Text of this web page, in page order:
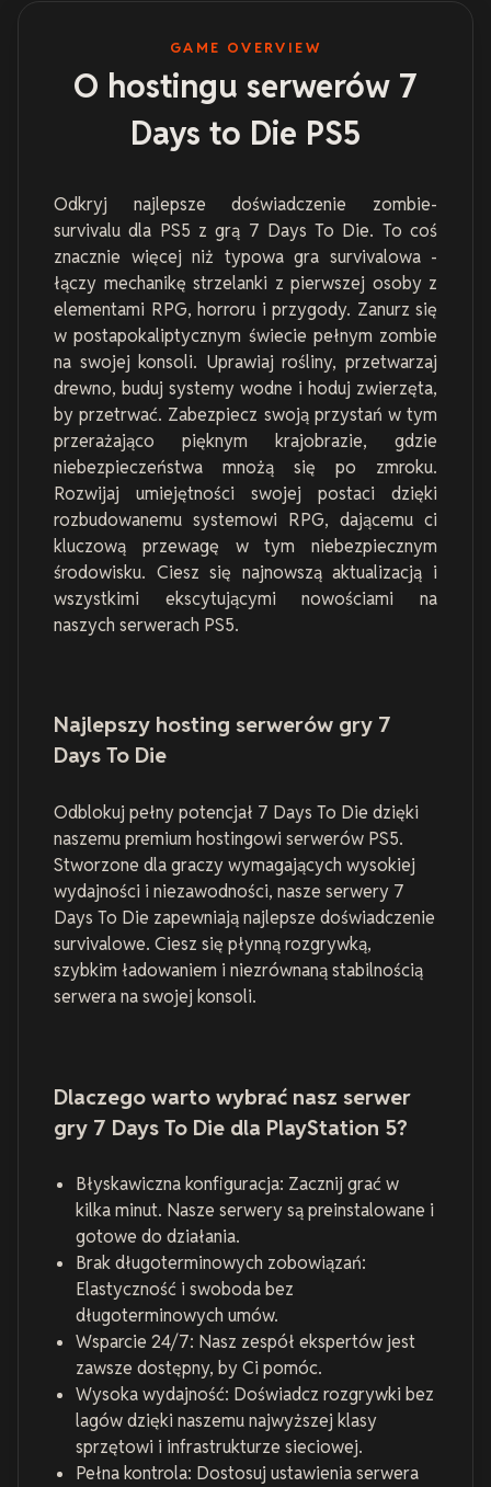
GAME OVERVIEW
O hostingu serwerów 7
Days to Die PS5
Odkryj najlepsze doświadczenie zombie-
survivalu dla PS5 z grą 7 Days To Die. To coś
znacznie więcej niż typowa gra survivalowa -
łączy mechanikę strzelanki z pierwszej osoby z
elementami RPG, horroru i przygody. Zanurz się
w postapokaliptycznym świecie pełnym zombie
na swojej konsoli. Uprawiaj rośliny, przetwarzaj
drewno, buduj systemy wodne i hoduj zwierzęta,
by przetrwać. Zabezpiecz swoją przystań w tym
przerażająco pięknym krajobrazie, gdzie
niebezpieczeństwa mnożą się po zmroku.
Rozwijaj umiejętności swojej postaci dzięki
rozbudowanemu systemowi RPG, dającemu ci
kluczową przewagę w tym niebezpiecznym
środowisku. Ciesz się najnowszą aktualizacją i
wszystkimi ekscytującymi nowościami na
naszych serwerach PS5.
Najlepszy hosting serwerów gry 7
Days To Die
Odblokuj pełny potencjał 7 Days To Die dzięki
naszemu premium hostingowi serwerów PS5.
Stworzone dla graczy wymagających wysokiej
wydajności i niezawodności, nasze serwery 7
Days To Die zapewniają najlepsze doświadczenie
survivalowe. Ciesz się płynną rozgrywką,
szybkim ładowaniem i niezrównaną stabilnością
serwera na swojej konsoli.
Dlaczego warto wybrać nasz serwer
gry 7 Days To Die dla PlayStation 5?
Błyskawiczna konfiguracja: Zacznij grać w
kilka minut. Nasze serwery są preinstalowane i
gotowe do działania.
Brak długoterminowych zobowiązań:
Elastyczność i swoboda bez
długoterminowych umów.
Wsparcie 24/7: Nasz zespół ekspertów jest
zawsze dostępny, by Ci pomóc.
Wysoka wydajność: Doświadcz rozgrywki bez
lagów dzięki naszemu najwyższej klasy
sprzętowi i infrastrukturze sieciowej.
Pełna kontrola: Dostosuj ustawienia serwera